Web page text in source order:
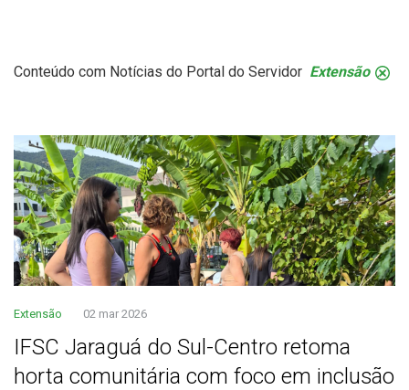
Conteúdo com Notícias do Portal do Servidor Extensão .
Extensão 02 mar 2026
IFSC Jaraguá do Sul-Centro retoma
horta comunitária com foco em inclusão